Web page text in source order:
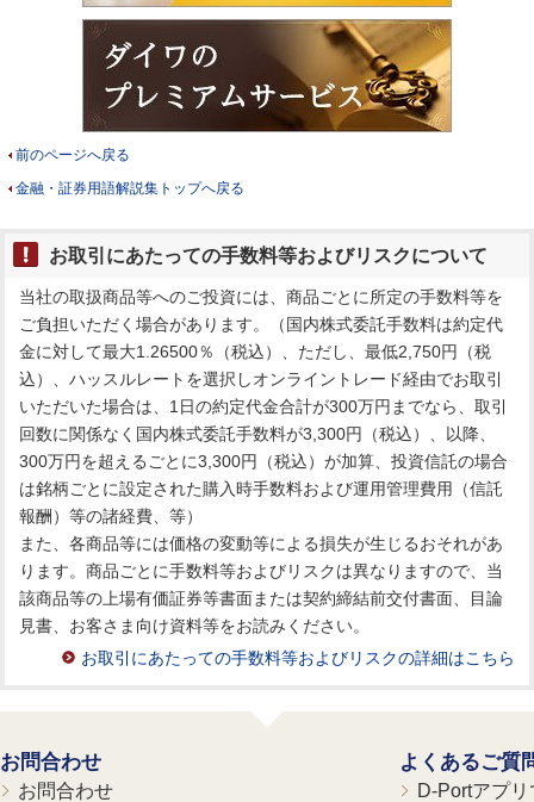
前のページへ戻る
金融・証券用語解説集トップへ戻る
お取引にあたっての手数料等およびリスクについて
当社の取扱商品等へのご投資には、商品ごとに所定の手数料等を
ご負担いただく場合があります。（国内株式委託手数料は約定代
金に対して最大1.26500％（税込）、ただし、最低2,750円（税
込）、ハッスルレートを選択しオンライントレード経由でお取引
いただいた場合は、1日の約定代金合計が300万円までなら、取引
回数に関係なく国内株式委託手数料が3,300円（税込）、以降、
300万円を超えるごとに3,300円（税込）が加算、投資信託の場合
は銘柄ごとに設定された購入時手数料および運用管理費用（信託
報酬）等の諸経費、等）
また、各商品等には価格の変動等による損失が生じるおそれがあ
ります。商品ごとに手数料等およびリスクは異なりますので、当
該商品等の上場有価証券等書面または契約締結前交付書面、目論
見書、お客さま向け資料等をお読みください。
お取引にあたっての手数料等およびリスクの詳細はこちら
お問合わせ
お問合わせ
よくあるご質
D-Portアプ